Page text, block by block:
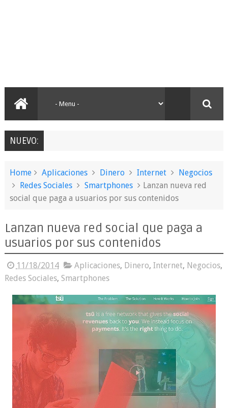
NUEVO:
Home Aplicaciones Dinero Internet
Negocios
Redes Sociales
Smartphones
Lanzan nueva red
social que paga a usuarios por sus contenidos
Lanzan nueva red social que paga a
usuarios por sus contenidos
11/18/2014 Aplicaciones, Dinero, Internet, Negocios,
Redes Sociales, Smartphones